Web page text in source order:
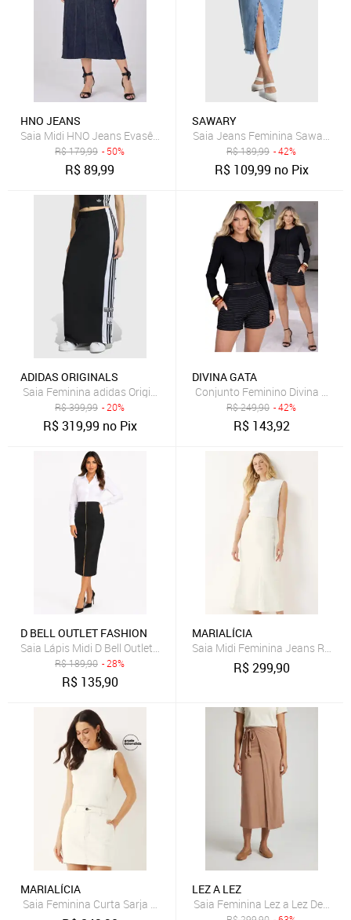
HNO JEANS
Saia Midi HNO Jeans Evasê com Cinto e Cintura Alta Azul Escuro
R$179,99 - 50%
R$89,99
SAWARY
Saia Jeans Feminina Sawary
R$189,99 - 42%
R$ 109,99 no Pix
ADIDAS ORIGINALS
Saia Feminina adidas Originals Adibreak SK Preta
R$399,99 - 20%
R$319,99 no Pix
DIVINA GATA
R$249,90 - 42%
R$ 143,92
D BELL OUTLET FASHION
Saia Lápis Midi D Bell Outlet Fashion Com Zíper Preto
R$189,90 - 28%
R$ 135,90
MARIALÍCIA
Saia Midi Feminina Jeans
R$299,90
MARIALÍCIA
Saia Feminina Curta Sarja Bolsos Marialícia Bege
LEZ A LEZ
Saia Feminina Lez a Lez